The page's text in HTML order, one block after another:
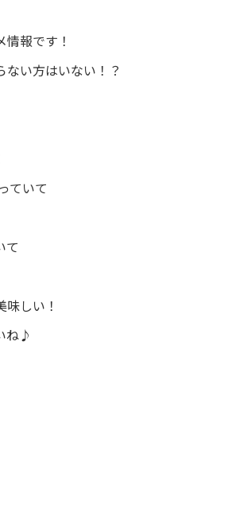
報です！
い方はいない！？
ていて
て
しい！
ね♪